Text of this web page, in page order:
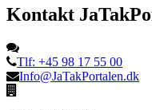
Kontakt
Tlf: +45 98 17 55 00
Info@JaTakPortalen.dk